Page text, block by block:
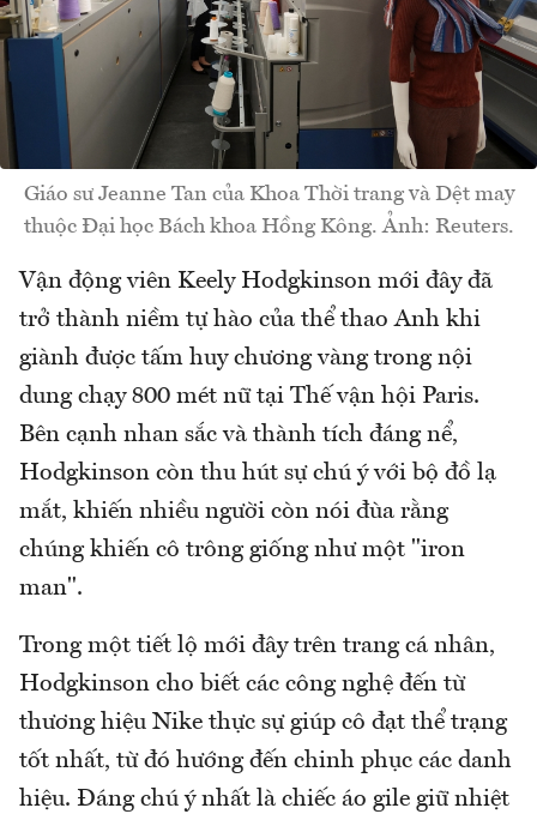
Giáo sư Jeanne Tan của Khoa Thời trang và Dệt may
thuộc Đại học Bách khoa Hồng Kông. Ảnh: Reuters.
Vận động viên Keely Hodgkinson mới đây đã
trở thành niềm tự hào của thể thao Anh khi
giành được tấm huy chương vàng trong nội
dung chạy 800 mét nữ tại Thế vận hội Paris.
Bên cạnh nhan sắc và thành tích đáng nể,
Hodgkinson còn thu hút sự chú ý với bộ đồ lạ
mắt, khiến nhiều người còn nói đùa rằng
chúng khiến cô trông giống như một "iron
man".
Trong một tiết lộ mới đây trên trang cá nhân,
Hodgkinson cho biết các công nghệ đến từ
thương hiệu Nike thực sự giúp cô đạt thể trạng
tốt nhất, từ đó hướng đến chinh phục các danh
hiệu. Đáng chú ý nhất là chiếc áo gile giữ nhiệt